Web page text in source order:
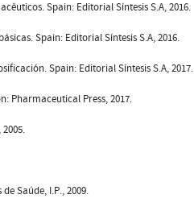
Spain: Editorial Síntesis S.A, 2016.
Spain: Editorial Síntesis S.A, 2016.
Spain: Editorial Síntesis S.A, 2017.
Pharmaceutical Press, 2017.
Saúde, I.P., 2009.